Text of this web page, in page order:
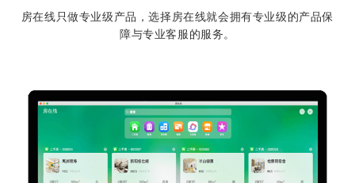
房在线只做专业级产品，选择房在线就会拥有专业级的产品保
障与专业客服的服务。